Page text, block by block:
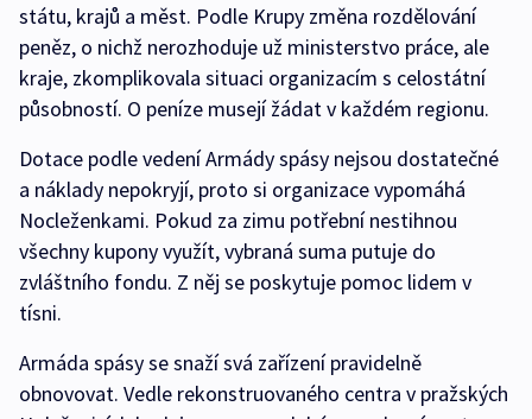
státu, krajů a měst. Podle Krupy změna rozdělování
peněz, o nichž nerozhoduje už ministerstvo práce, ale
kraje, zkomplikovala situaci organizacím s celostátní
působností. O peníze musejí žádat v každém regionu.
Dotace podle vedení Armády spásy nejsou dostatečné
a náklady nepokryjí, proto si organizace vypomáhá
Nocleženkami. Pokud za zimu potřební nestihnou
všechny kupony využít, vybraná suma putuje do
zvláštního fondu. Z něj se poskytuje pomoc lidem v
tísni.
Armáda spásy se snaží svá zařízení pravidelně
obnovovat. Vedle rekonstruovaného centra v pražských